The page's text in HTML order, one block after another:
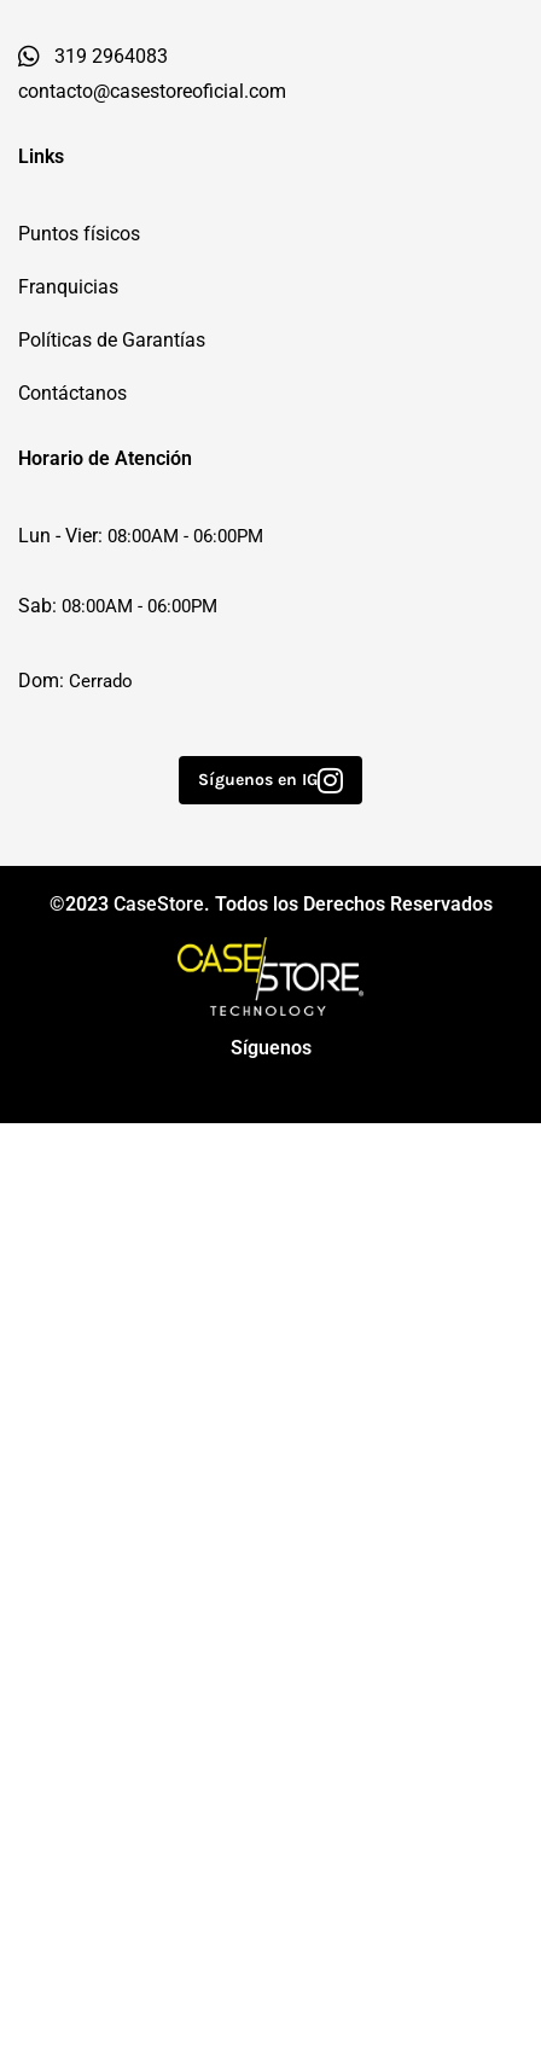
319 2964083
contacto@casestoreoficial.com
Links
Puntos físicos
Franquicias
Políticas de Garantías
Contáctanos
Horario de Atención
Lun - Vier: 08:00AM - 06:00PM
Sab: 08:00AM - 06:00PM
Dom: Cerrado
Síguenos en IG
©2023 CaseStore. Todos los Derechos Reservados
Síguenos